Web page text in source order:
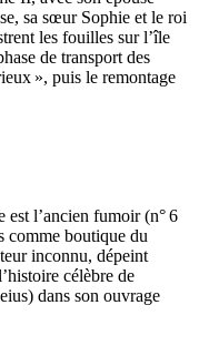
sa sœur Sophie et le roi
les fouilles sur l’île
de transport des
», puis le remontage
est l’ancien fumoir (n° 6
comme boutique du
inconnu, dépeint
célèbre de
) dans son ouvrage